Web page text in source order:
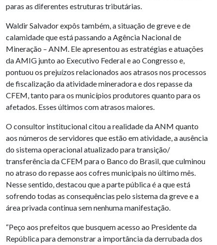
paras as diferentes estruturas tributárias.
Waldir Salvador expôs também, a situação de greve e de
calamidade que está passando a Agência Nacional de
Mineração – ANM. Ele apresentou as estratégias e atuações
da AMIG junto ao Executivo Federal e ao Congresso e,
pontuou os prejuízos relacionados aos atrasos nos processos
de fiscalização da atividade mineradora e dos repasse da
CFEM, tanto para os municípios produtores quanto para os
afetados. Esses últimos com atrasos maiores.
O consultor institucional citou a realidade da ANM quanto
aos números de servidores que estão em atividade, a ausência
do sistema operacional atualizado para transição/
transferência da CFEM para o Banco do Brasil, que culminou
no atraso do repasse aos cofres municipais no último mês.
Nesse sentido, destacou que a parte pública é a que está
sofrendo todas as consequências pelo sistema da greve e a
área privada continua sem nenhuma manifestação.
“Peço aos prefeitos que busquem acesso ao Presidente da
República para demonstrar a importância da derrubada dos